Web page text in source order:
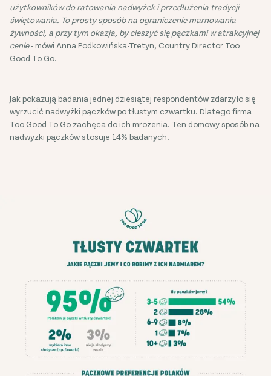
użytkowników do ratowania nadwyżek i przedłużenia tradycji
świętowania. To prosty sposób na ograniczenie marnowania
żywności, a przy tym okazja, by cieszyć się pączkami w atrakcyjnej
cenie- mówi Anna Podkowińska-Tretyn, Country Director Too
Good To Go.
Jak pokazują badania jednej dziesiątej respondentów zdarzyło się
wyrzucić nadwyżki pączków po tłustym czwartku. Dlatego firma
Too Good To Go zachęca do ich mrożenia. Ten domowy sposób na
nadwyżki pączków stosuje 14% badanych.